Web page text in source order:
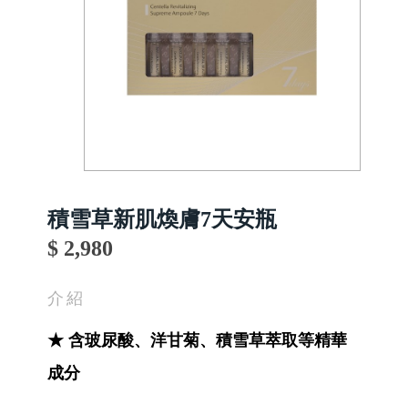
積雪草新肌煥膚7天安瓶
$ 2,980
介紹
★ 含玻尿酸、洋甘菊、積雪草萃取等精華
成分